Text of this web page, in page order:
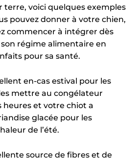
terre, voici quelques exemples
pouvez donner à votre chien,
commencer à intégrer dès
régime alimentaire en
pour sa santé.
en-cas estival pour les
mettre au congélateur
et votre chiot a
glacée pour les
de l’été.
source de fibres et de